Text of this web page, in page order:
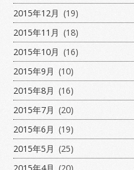
2015年12月 (19)
2015年11月 (18)
2015年10月 (16)
2015年9月 (10)
2015年8月 (16)
2015年7月 (20)
2015年6月 (19)
2015年5月 (25)